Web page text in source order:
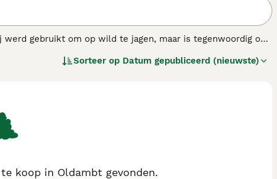
gebruikt om op wild te jagen, maar is tegenwoordig ook
Windhond is vrij onafhankelijk en heeft een
Sorteer op Datum gepubliceerd (nieuwste)
koop in Oldambt gevonden.